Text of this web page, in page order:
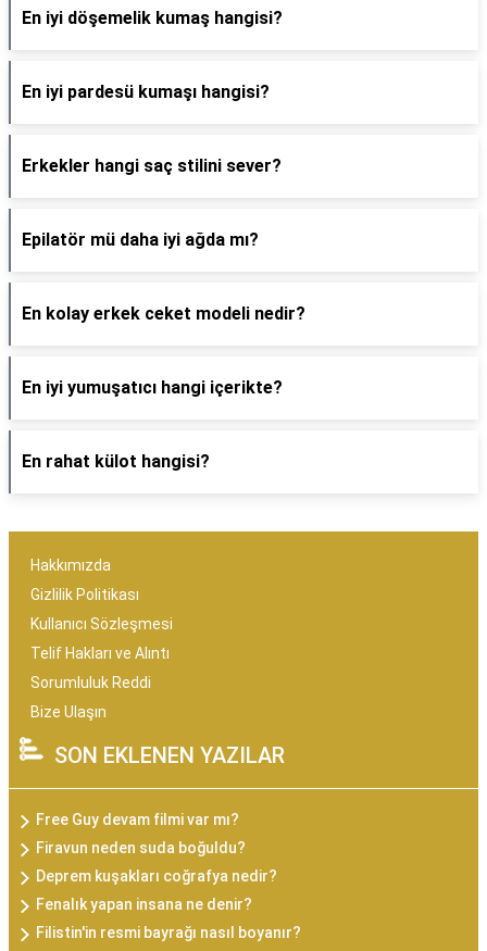
En iyi döşemelik kumaş hangisi?
En iyi pardesü kumaşı hangisi?
Erkekler hangi saç stilini sever?
Epilatör mü daha iyi ağda mı?
En kolay erkek ceket modeli nedir?
En iyi yumuşatıcı hangi içerikte?
En rahat külot hangisi?
Hakkımızda
Gizlilik Politikası
Kullanıcı Sözleşmesi
Telif Hakları ve Alıntı
Sorumluluk Reddi
Bize Ulaşın
SON EKLENEN YAZILAR
Free Guy devam filmi var mı?
Firavun neden suda boğuldu?
Deprem kuşakları coğrafya nedir?
Fenalık yapan insana ne denir?
Filistin'in resmi bayrağı nasıl boyanır?